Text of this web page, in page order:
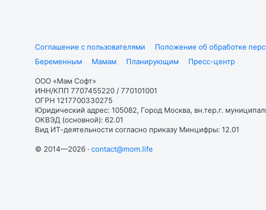
Соглашение с пользователями Положение об обработке
Беременным
Мамам Планирующим Пресс-центр
ООО «Мам Софт»
ИНН/КПП 7707455220 / 770101001
ОГРН 1217700330275
Юридический адрес: 105082, Город Москва, вн.тер.г.
ОКВЭД (основной): 62.01
Вид ИТ-деятельности согласно приказу Минцифры: 12.01
© 2014—2026 · contact@mom.life